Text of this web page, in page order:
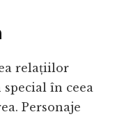
relațiilor
în ceea
Personaje